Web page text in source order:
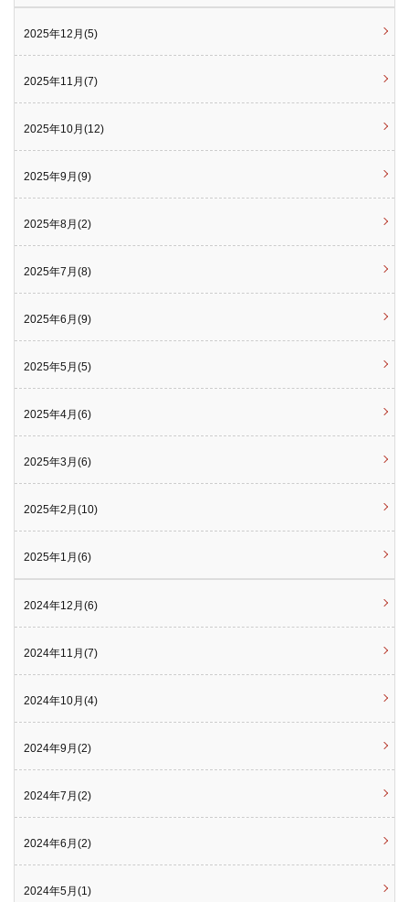
2025年12月(5)
2025年11月(7)
2025年10月(12)
2025年9月(9)
2025年8月(2)
2025年7月(8)
2025年6月(9)
2025年5月(5)
2025年4月(6)
2025年3月(6)
2025年2月(10)
2025年1月(6)
2024年12月(6)
2024年11月(7)
2024年10月(4)
2024年9月(2)
2024年7月(2)
2024年6月(2)
2024年5月(1)